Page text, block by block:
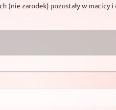
(nie zarodek) pozostały w macicy